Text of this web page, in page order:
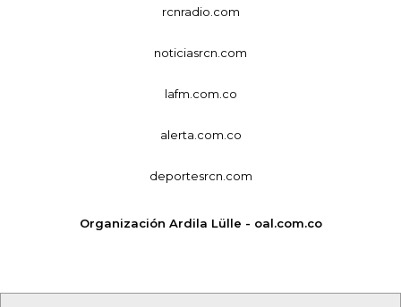
rcnradio.com
noticiasrcn.com
lafm.com.co
alerta.com.co
deportesrcn.com
Organización Ardila Lülle - oal.com.co